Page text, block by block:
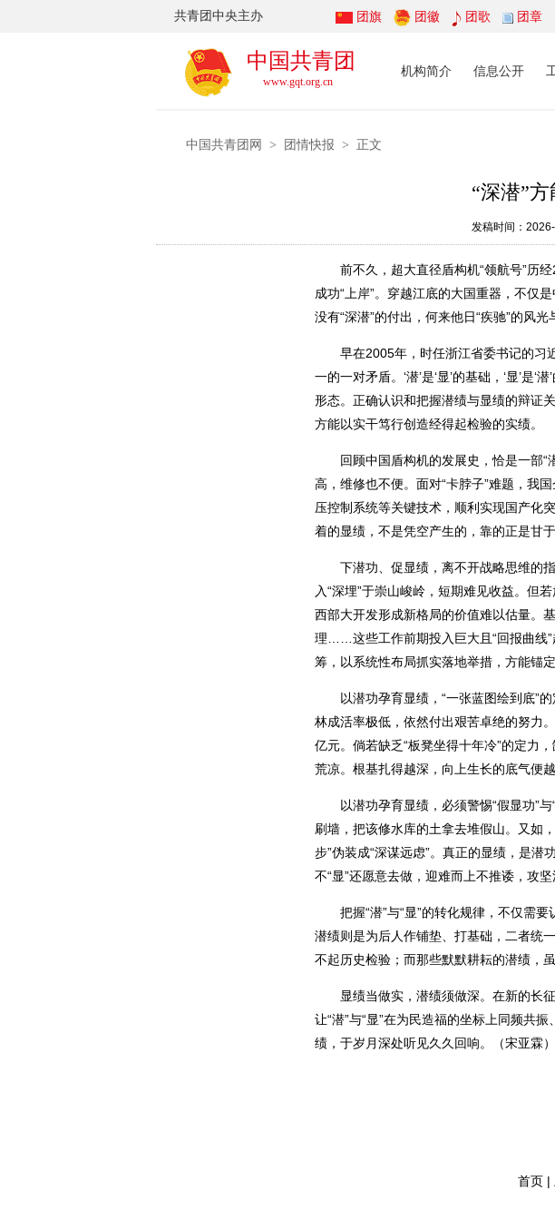
共青团中央主办 团旗 团徽 团歌 团章
中国共青团
www.gqt.org.cn
机构简介 信息公开
中国共青团网 > 团情快报 > 正文
“深潜”方
发稿时间：
前不久，超大直径盾构机“领航号”历经
成功“上岸”。穿越江底的大国重器，不仅
没有“深潜”的付出，何来他日“疾驰”的风光
早在2005年，时任浙江省委书记的习近
一的一对矛盾。‘潜’是‘显’的基础，‘显’是
形态。正确认识和把握潜绩与显绩的辩证
方能以实干笃行创造经得起检验的实绩。
回顾中国盾构机的发展史，恰是一部“
高，维修也不便。面对“卡脖子”难题，我
压控制系统等关键技术，顺利实现国产化
着的显绩，不是凭空产生的，靠的正是甘
下潜功、促显绩，离不开战略思维的指
入“深埋”于崇山峻岭，短期难见收益。但
西部大开发形成新格局的价值难以估量。
理……这些工作前期投入巨大且“回报曲线
筹，以系统性布局抓实落地举措，方能锚
以潜功孕育显绩，“一张蓝图绘到底”的
林成活率极低，依然付出艰苦卓绝的努力
亿元。倘若缺乏“板凳坐得十年冷”的定力
荒凉。根基扎得越深，向上生长的底气便
以潜功孕育显绩，必须警惕“假显功”与
刷墙，把该修水库的土拿去堆假山。又如
步”伪装成“深谋远虑”。真正的显绩，是
不“显”还愿意去做，迎难而上不推诿，攻坚
把握“潜”与“显”的转化规律，不仅需要
潜绩则是为后人作铺垫、打基础，二者统
不起历史检验；而那些默默耕耘的潜绩，
显绩当做实，潜绩须做深。在新的长征
让“潜”与“显”在为民造福的坐标上同频共
绩，于岁月深处听见久久回响。（宋亚霖）
首页 |